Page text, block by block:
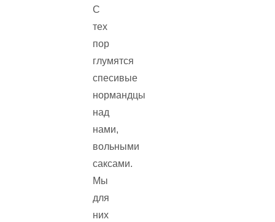
С
тех
пор
глумятся
спесивые
нормандцы
над
нами,
вольными
саксами.
Мы
для
них